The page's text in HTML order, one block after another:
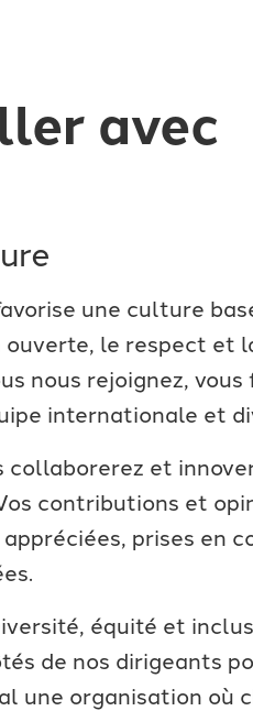
avec
une culture
le respect et
nous rejoignez, vous
internationale et
collaborerez et
contributions et
prises en
équité et
de nos dirigeants
une organisation où